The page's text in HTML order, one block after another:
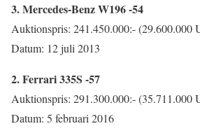
3. Mercedes-Benz W196 -54
Auktionspris: 241.450.000:- (29.600.000
Datum: 12 juli 2013
2. Ferrari 335S -57
Auktionspris: 291.300.000:- (35.711.000
Datum: 5 februari 2016